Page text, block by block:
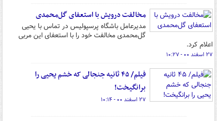
مخالفت درویش با استعفای گل‌محمدی
مدیرعامل باشگاه پرسپولیس در تماس با یحیی
گل‌محمدی مخالفت خود را با استعفای این مربی
اعلام کرد.
۲۷ اسفند ۰۰ - ۱۰:۲۷
فیلم/ ۴۵ ثانیه جنجالی که خشم یحیی را
برانگیخت!
۲۷ اسفند ۰۰ - ۱۰:۱۴